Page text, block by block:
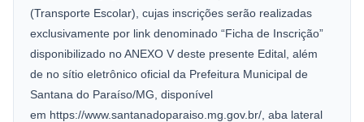
(Transporte Escolar), cujas inscrições serão realizadas
exclusivamente por link denominado “Ficha de Inscrição”
disponibilizado no ANEXO V deste presente Edital, além
de no sítio eletrônico oficial da Prefeitura Municipal de
Santana do Paraíso/MG, disponível
em https://www.santanadoparaiso.mg.gov.br/, aba lateral